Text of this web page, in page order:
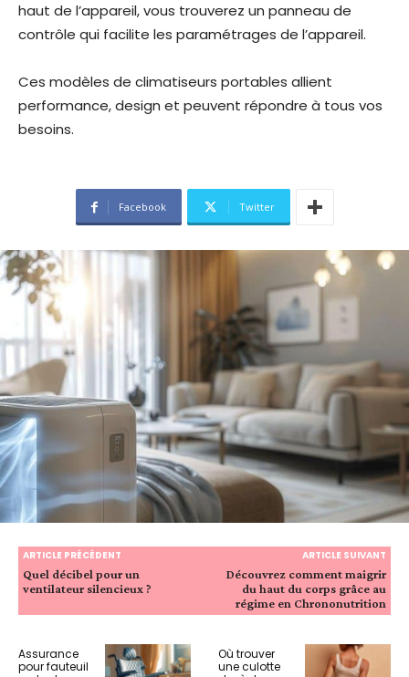
haut de l’appareil, vous trouverez un panneau de
contrôle qui facilite les paramétrages de l’appareil.
Ces modèles de climatiseurs portables allient
performance, design et peuvent répondre à tous vos
besoins.
Facebook Twitter
ARTICLE PRÉCÉDENT
Quel décibel pour un
ventilateur silencieux ?
ARTICLE SUIVANT
Découvrez comment maigrir
du haut du corps grâce au
régime en Chrononutrition
Assurance
pour fauteuil
Où trouver
une culotte